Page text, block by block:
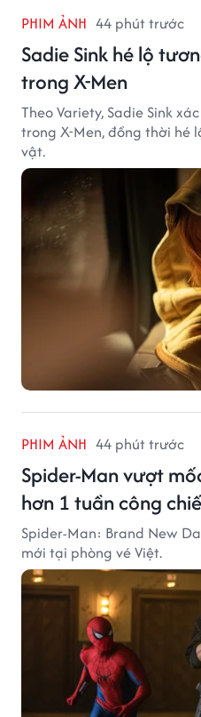
PHIM ẢNH 44 phút trước
Sadie Sink hé lộ
trong X-Men
Theo Variety, Sadie Sink
trong X-Men, đồng thời hé
vật.
PHIM ẢNH 44 phút trước
Spider-Man vượt
hơn 1 tuần công
Spider-Man: Brand New
mới tại phòng vé Việt.